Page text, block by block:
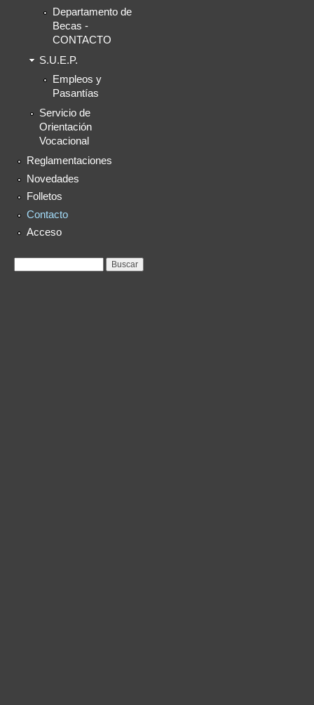
Departamento de
Becas -
CONTACTO
S.U.E.P.
Empleos y
Pasantías
Servicio de
Orientación
Vocacional
Reglamentaciones
Novedades
Folletos
Contacto
Acceso